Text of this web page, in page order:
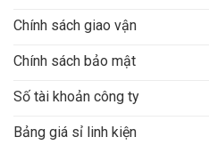
Chính sách giao vận
Chính sách bảo mật
Số tài khoản công ty
Bảng giá sỉ linh kiện